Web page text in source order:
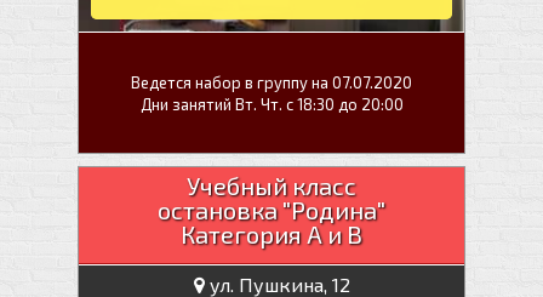
Ведется набор в группу на 07.07.2020
Дни занятий Вт. Чт. с 18:30 до 20:00
Учебный класс
остановка "Родина"
Категория А и В
ул. Пушкина, 12